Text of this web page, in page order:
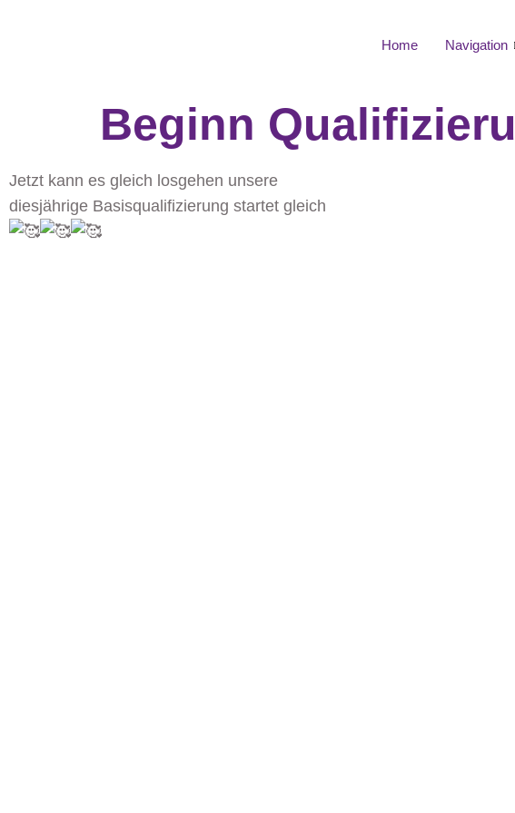
Home Navigation
Beginn
Jetzt kann es gleich losgehen unsere
diesjährige Basisqualifizierung startet gleich